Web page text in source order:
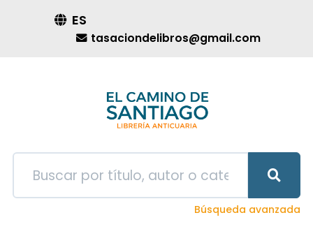
ES
tasaciondelibros@gmail.com
Búsqueda avanzada